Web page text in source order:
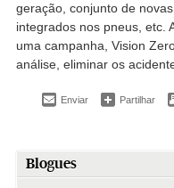
geração, conjunto de
integrados nos pneus, etc.
uma campanha, Vision
análise, eliminar os
Enviar Partilhar
Blogues